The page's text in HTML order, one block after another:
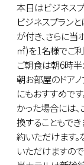
本日はビジネス
ビジネスプラン
が付き、さらに
㎡)を1名様でご
ご朝食は朝6時
朝お部屋のドア
にもおすすめで
かった場合には
換することもで
約いただけます
いただけますの